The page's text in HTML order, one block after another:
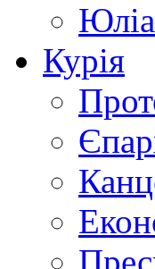
Курія